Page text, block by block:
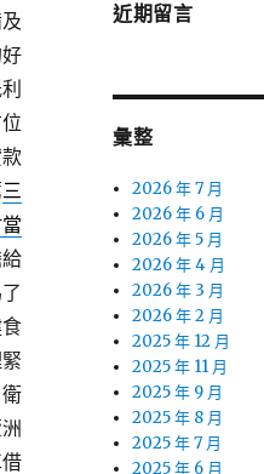
三
近期留言
彙整
2026 年 7 月
2026 年 6 月
2026 年 5 月
2026 年 4 月
2026 年 3 月
2026 年 2 月
2025 年 12 月
2025 年 11 月
2025 年 9 月
2025 年 8 月
2025 年 7 月
2025 年 6 月